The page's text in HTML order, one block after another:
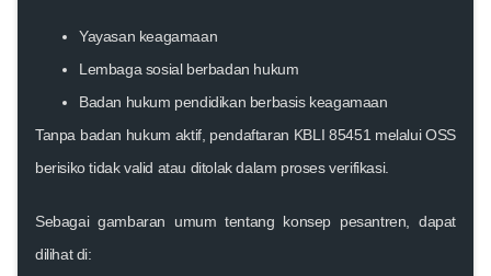
Yayasan keagamaan
Lembaga sosial berbadan hukum
Badan hukum pendidikan berbasis keagamaan
Tanpa badan hukum aktif, pendaftaran KBLI 85451 melalui OSS
berisiko tidak valid atau ditolak dalam proses verifikasi.
Sebagai gambaran umum tentang konsep pesantren, dapat
dilihat di: